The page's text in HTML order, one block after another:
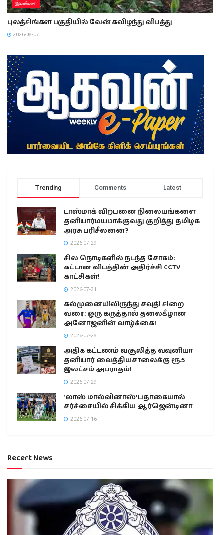
இலங்கை
புலத்சிங்கள பகுதியில் வேன் கவிழந்து விபத்து
2026-08-07
Trending Comments Latest
டாஸ்மாக் விற்பனை நிலையங்களை
தனியார்மயமாக்குவது குறித்து தமிழக
அரசு பரிசீலனை?
2026-07-29
சில நொடிகளில் நடந்த சோகம்:
கட்டான விபத்தின் அதிர்ச்சி CCTV
காட்சிகள்!
2026-07-31
கல்முனையிலிருந்து சவுதி சிறை
வரை: ஒரு கருத்தால் தலைகீழான
அனோஜனின் வாழ்க்கை!
2026-07-28
அதிக கட்டணம் வசூலித்த வவுனியா
தனியார் வைத்தியசாலைக்கு ரூ.5
இலட்சம் அபராதம்!
2026-07-29
‘லாஸ் மால்வினாஸ்’ பதாகையால்
சர்ச்சையில் சிக்கிய ஆர்ஜென்டினா!
2026-07-16
Recent News